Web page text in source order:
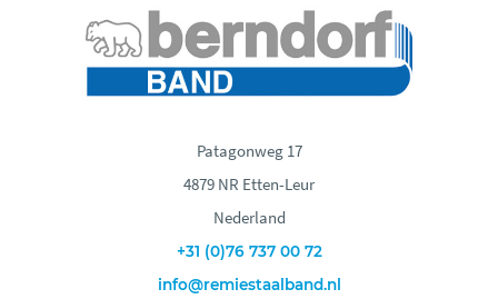
Patagonweg 17
4879 NR Etten-Leur
Nederland
+31 (0)76 737 00 72
info@remiestaalband.nl